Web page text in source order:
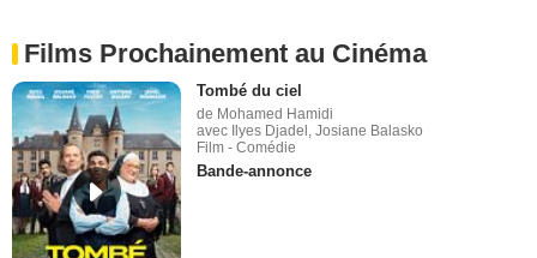
Films Prochainement au Cinéma
Tombé du ciel
de Mohamed Hamidi
avec Ilyes Djadel, Josiane Balasko
Film - Comédie
Bande-annonce